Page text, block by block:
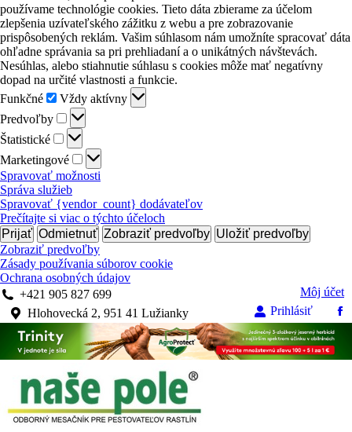
používame technológie cookies. Tieto dáta zbierame za účelom
zlepšenia uzívateľského zážitku z webu a pre zobrazovanie
prispôsobených reklám. Vašim súhlasom nám umožníte spracovať dáta
ohľadne správania sa pri prehliadaní a o unikátných návštevách.
Nesúhlas, alebo stiahnutie súhlasu s cookies môže mať negatívny
dopad na určité vlastnosti a funkcie.
Funkčné
Funkčné
Vždy aktívny
Predvoľby
Predvoľby
Štatistické
Štatistické
Marketingové
Marketingové
Spravovať možnosti
Správa služieb
Spravovať {vendor_count} dodávateľov
Prečítajte si viac o týchto účeloch
Prijať Odmietnuť Zobraziť predvoľby Uložiť predvoľby
Zobraziť predvoľby
Zásady používania súborov cookie
Ochrana osobných údajov
+421 905 827 699
Hlohovecká 2, 951 41 Lužianky
Môj účet
Prihlásiť